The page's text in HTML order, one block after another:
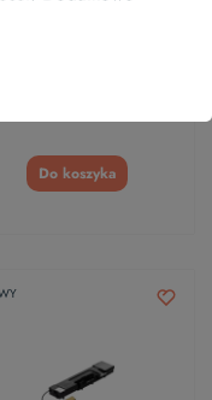
Do koszyka